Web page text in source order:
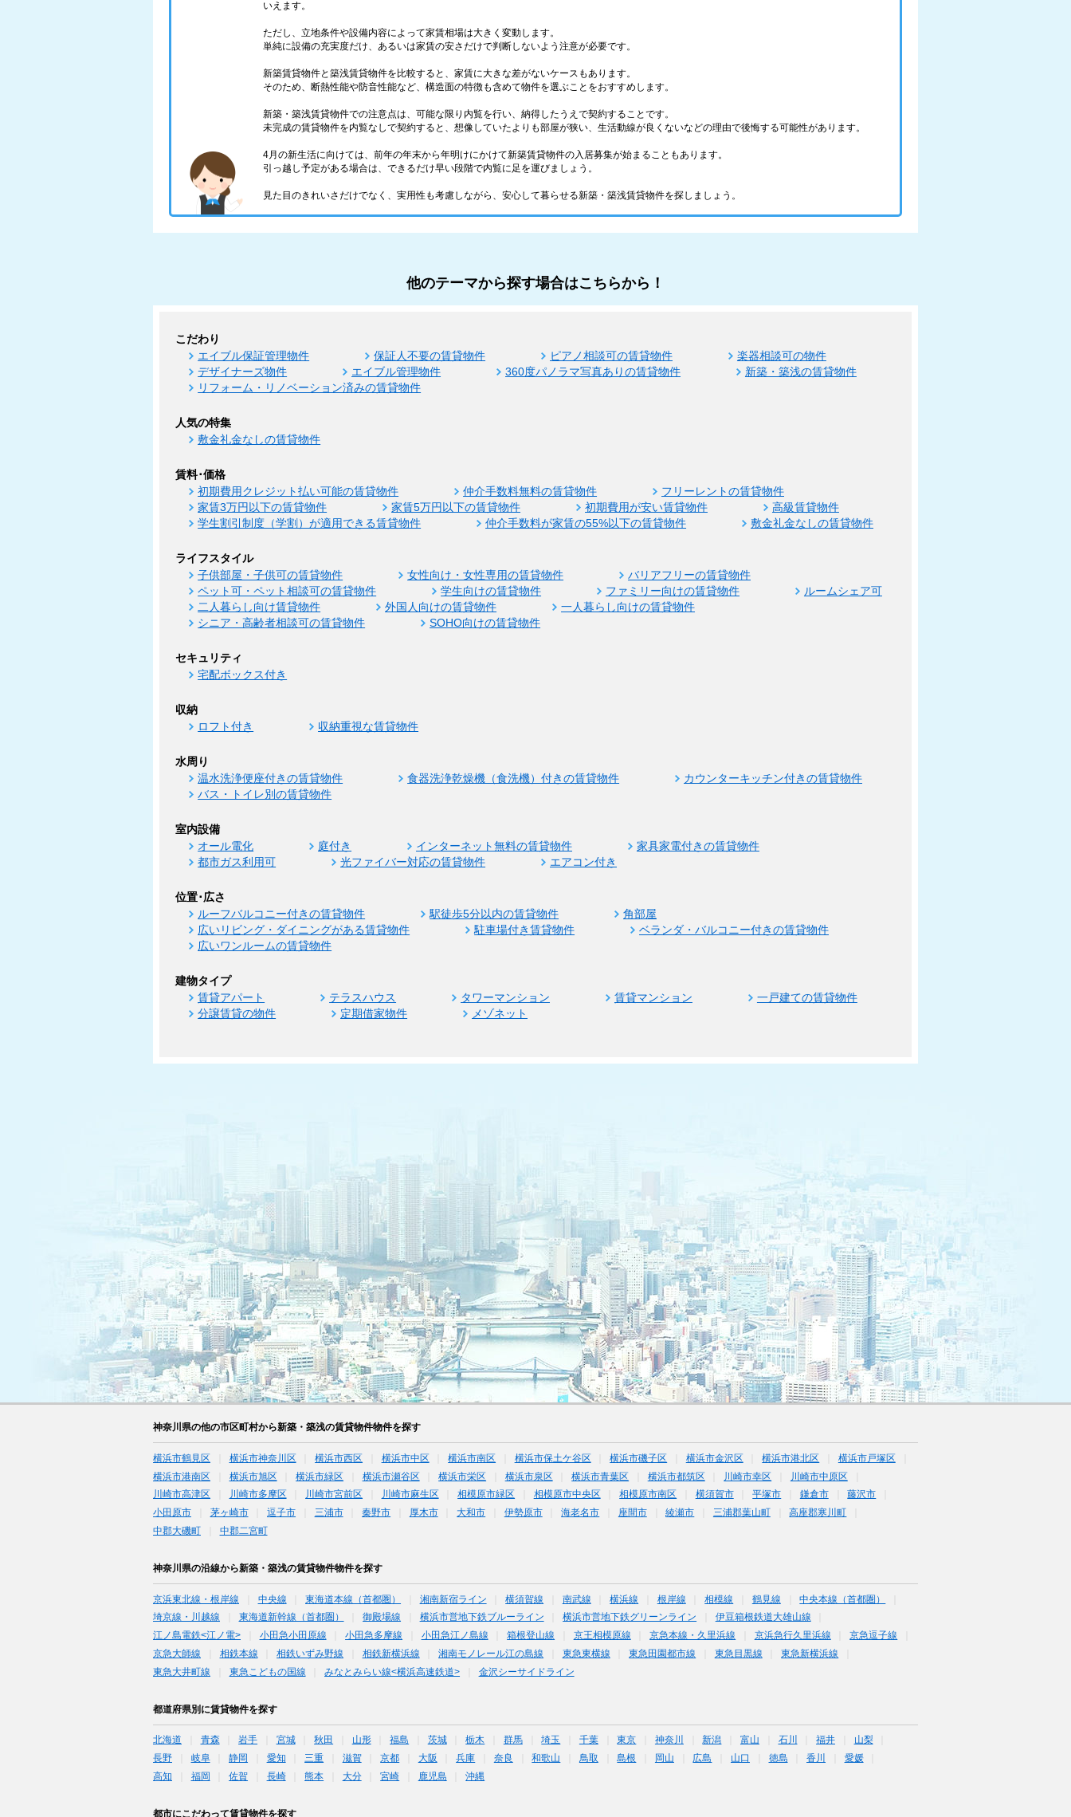
いえます。
ただし、立地条件や設備内容によって家賃相場は大きく変動します。
単純に設備の充実度だけ、あるいは家賃の安さだけで判断しないよう注意が必要です。
新築賃貸物件と築浅賃貸物件を比較すると、家賃に大きな差がないケースもあります。
そのため、断熱性能や防音性能など、構造面の特徴も含めて物件を選ぶことをおすすめします。
新築・築浅賃貸物件での注意点は、可能な限り内覧を行い、納得したうえで契約することです。
未完成の賃貸物件を内覧なしで契約すると、想像していたよりも部屋が狭い、生活動線が良くないなどの理由で後悔する可能性があります。
4月の新生活に向けては、前年の年末から年明けにかけて新築賃貸物件の入居募集が始まることもあります。
引っ越し予定がある場合は、できるだけ早い段階で内覧に足を運びましょう。
見た目のきれいさだけでなく、実用性も考慮しながら、安心して暮らせる新築・築浅賃貸物件を探しましょう。
他のテーマから探す場合はこちらから！
こだわり
エイブル保証管理物件 保証人不要の賃貸物件 ピアノ相談可の賃貸物件
楽器相談可の物件
デザイナーズ物件
エイブル管理物件 360度パノラマ写真ありの賃貸物件
新築・築浅の賃貸物件
リフォーム・リノベーション済みの賃貸物件
人気の特集
敷金礼金なしの賃貸物件
賃料･価格
初期費用クレジット払い可能の賃貸物件 仲介手数料無料の賃貸物件
フリーレントの賃貸物件
家賃3万円以下の賃貸物件
家賃5万円以下の賃貸物件 初期費用が安い賃貸物件
高級賃貸物件
学生割引制度（学割）が適用できる賃貸物件
仲介手数料が家賃の55%以下の賃貸物件 敷金礼金なしの賃貸物件
ライフスタイル
子供部屋・子供可の賃貸物件 女性向け・女性専用の賃貸物件
バリアフリーの賃貸物件
ペット可・ペット相談可の賃貸物件
学生向けの賃貸物件 ファミリー向けの賃貸物件
ルームシェア可
二人暮らし向け賃貸物件
外国人向けの賃貸物件
一人暮らし向けの賃貸物件
シニア・高齢者相談可の賃貸物件
SOHO向けの賃貸物件
セキュリティ
宅配ボックス付き
収納
ロフト付き 収納重視な賃貸物件
水周り
温水洗浄便座付きの賃貸物件 食器洗浄乾燥機（食洗機）付きの賃貸物件
カウンターキッチン付きの賃貸物件
バス・トイレ別の賃貸物件
室内設備
オール電化 庭付き インターネット無料の賃貸物件
家具家電付きの賃貸物件
都市ガス利用可
光ファイバー対応の賃貸物件 エアコン付き
位置･広さ
ルーフバルコニー付きの賃貸物件 駅徒歩5分以内の賃貸物件
角部屋
広いリビング・ダイニングがある賃貸物件
駐車場付き賃貸物件
ベランダ・バルコニー付きの賃貸物件
広いワンルームの賃貸物件
建物タイプ
賃貸アパート テラスハウス タワーマンション 賃貸マンション
一戸建ての賃貸物件
分譲賃貸の物件
定期借家物件 メゾネット
神奈川県の他の市区町村から新築・築浅の賃貸物件物件を探す
横浜市鶴見区 横浜市神奈川区 横浜市西区 横浜市中区 横浜市南区 横浜市保土ケ谷区 横浜市磯子区 横浜市金沢区 横浜市港北区
横浜市戸塚区
横浜市港南区
横浜市旭区 横浜市緑区 横浜市瀬谷区 横浜市栄区 横浜市泉区 横浜市青葉区 横浜市都筑区 川崎市幸区
川崎市中原区
川崎市高津区
川崎市多摩区 川崎市宮前区 川崎市麻生区 相模原市緑区 相模原市中央区 相模原市南区 横須賀市 平塚市 鎌倉市
藤沢市
小田原市
茅ヶ崎市 逗子市 三浦市 秦野市 厚木市 大和市 伊勢原市 海老名市 座間市 綾瀬市 三浦郡葉山町
高座郡寒川町
中郡大磯町
中郡二宮町
神奈川県の沿線から新築・築浅の賃貸物件物件を探す
京浜東北線・根岸線 中央線 東海道本線（首都圏） 湘南新宿ライン 横須賀線 南武線 横浜線 根岸線 相模線 鶴見線
中央本線（首都圏）
埼京線・川越線
東海道新幹線（首都圏） 御殿場線 横浜市営地下鉄ブルーライン 横浜市営地下鉄グリーンライン
伊豆箱根鉄道大雄山線
江ノ島電鉄<江ノ電>
小田急小田原線 小田急多摩線 小田急江ノ島線 箱根登山線 京王相模原線 京急本線・久里浜線 京浜急行久里浜線
京急逗子線
京急大師線
相鉄本線 相鉄いずみ野線 相鉄新横浜線 湘南モノレール江の島線 東急東横線 東急田園都市線 東急目黒線
東急新横浜線
東急大井町線
東急こどもの国線 みなとみらい線<横浜高速鉄道> 金沢シーサイドライン
都道府県別に賃貸物件を探す
北海道 青森 岩手 宮城 秋田 山形 福島 茨城 栃木 群馬 埼玉 千葉 東京 神奈川 新潟 富山 石川 福井
山梨
長野
岐阜 静岡 愛知 三重 滋賀 京都 大阪 兵庫 奈良 和歌山 鳥取 島根 岡山 広島 山口 徳島 香川
愛媛
高知
福岡 佐賀 長崎 熊本 大分 宮崎 鹿児島 沖縄
都市にこだわって賃貸物件を探す